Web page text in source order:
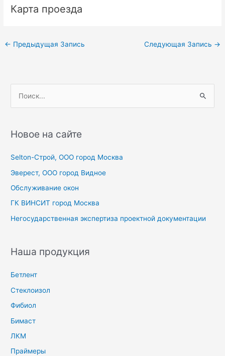
Карта проезда
Навигация
← Предыдущая Запись Следующая Запись →
с
:
Новое на сайте
Selton-Строй, OOO город Москва
Эверест, ООО город Видное
Обслуживание окон
ГК ВИНСИТ город Москва
Негосударственная экспертиза проектной документации
Наша продукция
Бетлент
Стеклоизол
Фибиол
Бимаст
ЛКМ
Праймеры